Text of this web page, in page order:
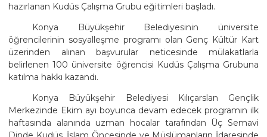
hazırlanan Kudüs Çalışma Grubu eğitimleri başladı.
Konya Büyükşehir Belediyesinin üniversite
öğrencilerinin sosyalleşme programı olan Genç Kültür Kart
üzerinden alınan başvurular neticesinde mülakatlarla
belirlenen 100 üniversite öğrencisi Kudüs Çalışma Grubuna
katılma hakkı kazandı.
Konya Büyükşehir Belediyesi Kılıçarslan Gençlik
Merkezinde Ekim ayı boyunca devam edecek programın ilk
haftasında alanında uzman hocalar tarafından Üç Semavi